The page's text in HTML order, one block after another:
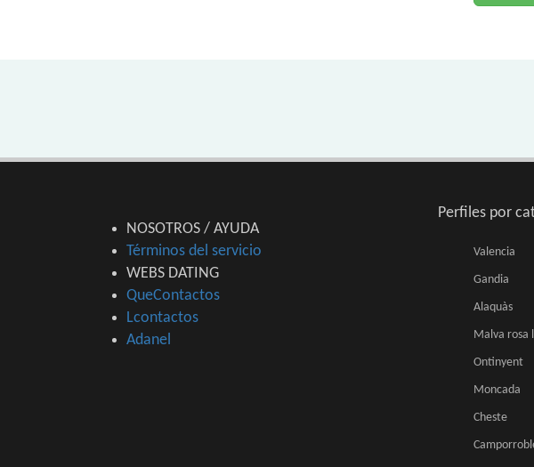
NOSOTROS / AYUDA
Términos del servicio
WEBS DATING
QueContactos
Lcontactos
Adanel
Perfiles por
Valencia
Gandia
Alaquàs
Malva rosa
Ontinyent
Moncada
Cheste